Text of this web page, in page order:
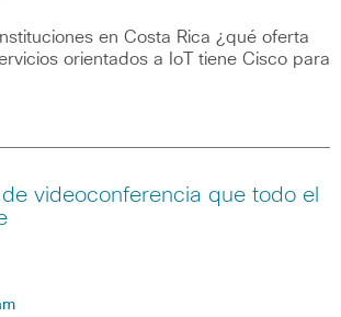
en Costa Rica ¿qué oferta
orientados a IoT tiene Cisco para
videoconferencia que todo el